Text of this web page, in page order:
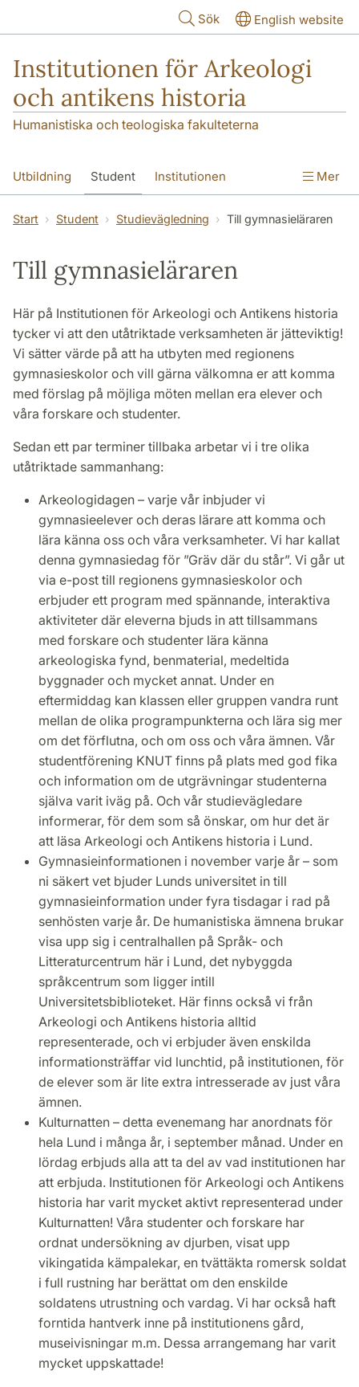
Sök English website
Institutionen för Arkeologi
och antikens historia
Humanistiska och teologiska fakulteterna
Utbildning Student Institutionen
Forskning Kontakt
Mer
Start Student Studievägledning Till gymnasieläraren
Till gymnasieläraren
Här på Institutionen för Arkeologi och Antikens historia
tycker vi att den utåtriktade verksamheten är jätteviktig!
Vi sätter värde på att ha utbyten med regionens
gymnasieskolor och vill gärna välkomna er att komma
med förslag på möjliga möten mellan era elever och
våra forskare och studenter.
Sedan ett par terminer tillbaka arbetar vi i tre olika
utåtriktade sammanhang:
Arkeologidagen – varje vår inbjuder vi
gymnasieelever och deras lärare att komma och
lära känna oss och våra verksamheter. Vi har kallat
denna gymnasiedag för ”Gräv där du står”. Vi går ut
via e-post till regionens gymnasieskolor och
erbjuder ett program med spännande, interaktiva
aktiviteter där eleverna bjuds in att tillsammans
med forskare och studenter lära känna
arkeologiska fynd, benmaterial, medeltida
byggnader och mycket annat. Under en
eftermiddag kan klassen eller gruppen vandra runt
mellan de olika programpunkterna och lära sig mer
om det förflutna, och om oss och våra ämnen. Vår
studentförening KNUT finns på plats med god fika
och information om de utgrävningar studenterna
själva varit iväg på. Och vår studievägledare
informerar, för dem som så önskar, om hur det är
att läsa Arkeologi och Antikens historia i Lund.
Gymnasieinformationen i november varje år – som
ni säkert vet bjuder Lunds universitet in till
gymnasieinformation under fyra tisdagar i rad på
senhösten varje år. De humanistiska ämnena brukar
visa upp sig i centralhallen på Språk- och
Litteraturcentrum här i Lund, det nybyggda
språkcentrum som ligger intill
Universitetsbiblioteket. Här finns också vi från
Arkeologi och Antikens historia alltid
representerade, och vi erbjuder även enskilda
informationsträffar vid lunchtid, på institutionen, för
de elever som är lite extra intresserade av just våra
ämnen.
Kulturnatten – detta evenemang har anordnats för
hela Lund i många år, i september månad. Under en
lördag erbjuds alla att ta del av vad institutionen har
att erbjuda. Institutionen för Arkeologi och Antikens
historia har varit mycket aktivt representerad under
Kulturnatten! Våra studenter och forskare har
ordnat undersökning av djurben, visat upp
vikingatida kämpalekar, en tvättäkta romersk soldat
i full rustning har berättat om den enskilde
soldatens utrustning och vardag. Vi har också haft
forntida hantverk inne på institutionens gård,
museivisningar m.m. Dessa arrangemang har varit
mycket uppskattade!